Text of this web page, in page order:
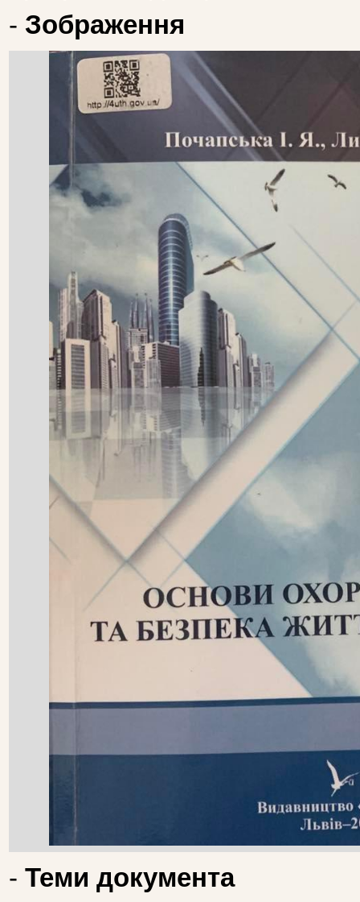
- Зображення
- Теми документа